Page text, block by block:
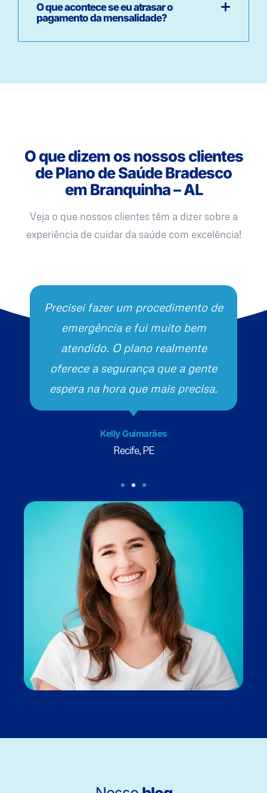
O que acontece se eu atrasar o
pagamento da mensalidade?
O que dizem os nossos clientes
de Plano de Saúde Bradesco
em Branquinha – AL
Veja o que nossos clientes têm a dizer sobre a
experiência de cuidar da saúde com excelência!
Precisei fazer um procedimento de
emergência e fui muito bem
atendido. O plano realmente
oferece a segurança que a gente
espera na hora que mais precisa.
Kelly Guimarães
Recife, PE